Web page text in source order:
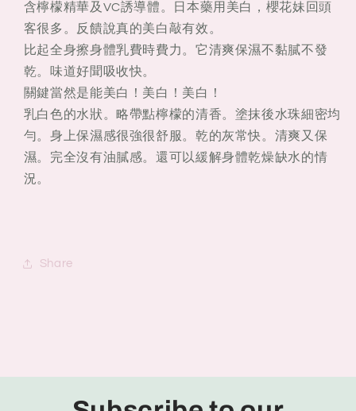
含檸檬精華及VC誘導體。日本藥用美白，櫻花妹回頭
客很多。反饋說真的美白敲有效。
比起全身擦身體乳費時費力。它清爽保濕不黏膩不發
乾。味道好聞吸收快。
關鍵當然是能美白！美白！美白！
乳白色的水狀。略帶點檸檬的清香。塗抹後水珠細密均
勻。身上保濕感很強很舒服。乾的灰常快。清爽又保
濕。完全沒有油膩感。還可以緩解身體乾燥缺水的情
況。
Share